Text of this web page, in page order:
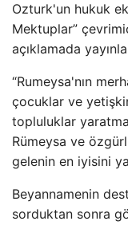
Ozturk'un hukuk
Mektuplar”
açıklamada
“Rumeysa'nın
çocuklar ve
topluluklar
Rümeysa ve
gelenin en iyisini
Beyannamenin
sorduktan sonra